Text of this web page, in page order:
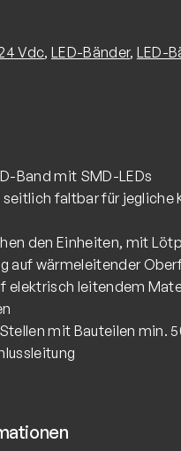
Vdc, LED-Bänder, LED-
Band mit SMD-LEDs
faltbar für jegliche
den Einheiten, mit
auf wärmeleitender
elektrisch leitendem
mit Bauteilen min.